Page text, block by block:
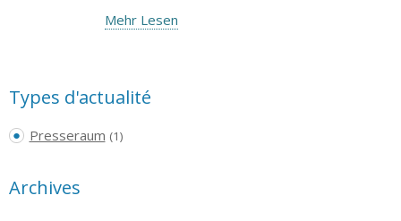
Mehr Lesen
Types d'actualité
Presseraum (1)
Archives